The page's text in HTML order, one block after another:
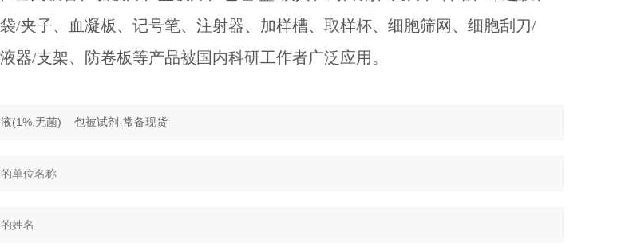
/夹子、血凝板、记号笔、注射器、加样槽、取样杯、细胞筛网、细胞刮刀/
器/支架、防卷板等产品被国内科研工作者广泛应用。